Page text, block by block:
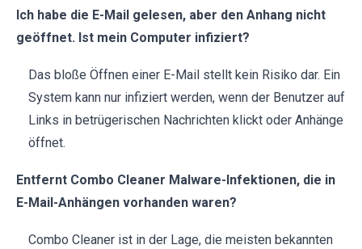
Ich habe die E-Mail gelesen, aber den Anhang nicht
geöffnet. Ist mein Computer infiziert?
Das bloße Öffnen einer E-Mail stellt kein Risiko dar. Ein
System kann nur infiziert werden, wenn der Benutzer auf
Links in betrügerischen Nachrichten klickt oder Anhänge
öffnet.
Entfernt Combo Cleaner Malware-Infektionen, die in
E-Mail-Anhängen vorhanden waren?
Combo Cleaner ist in der Lage, die meisten bekannten